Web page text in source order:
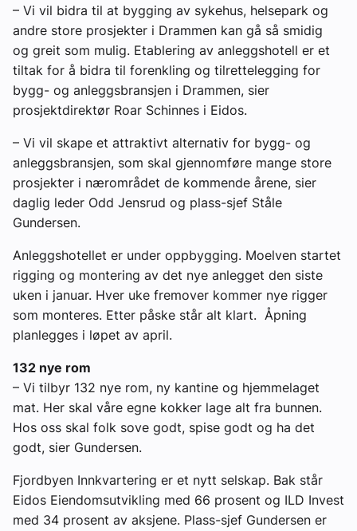
– Vi vil bidra til at bygging av sykehus, helsepark og
andre store prosjekter i Drammen kan gå så smidig
og greit som mulig. Etablering av anleggshotell er et
tiltak for å bidra til forenkling og tilrettelegging for
bygg- og anleggsbransjen i Drammen, sier
prosjektdirektør Roar Schinnes i Eidos.
– Vi vil skape et attraktivt alternativ for bygg- og
anleggsbransjen, som skal gjennomføre mange store
prosjekter i nærområdet de kommende årene, sier
daglig leder Odd Jensrud og plass-sjef Ståle
Gundersen.
Anleggshotellet er under oppbygging. Moelven startet
rigging og montering av det nye anlegget den siste
uken i januar. Hver uke fremover kommer nye rigger
som monteres. Etter påske står alt klart. Åpning
planlegges i løpet av april.
132 nye rom
– Vi tilbyr 132 nye rom, ny kantine og hjemmelaget
mat. Her skal våre egne kokker lage alt fra bunnen.
Hos oss skal folk sove godt, spise godt og ha det
godt, sier Gundersen.
Fjordbyen Innkvartering er et nytt selskap. Bak står
Eidos Eiendomsutvikling med 66 prosent og ILD Invest
med 34 prosent av aksjene. Plass-sjef Gundersen er